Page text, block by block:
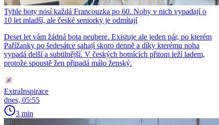
Tyhle boty nosí každá Francouzka po 60. Nohy v nich vypadají o
10 let mladší, ale české seniorky je odmítají
Deset let vám žádná bota neubere. Existuje ale jeden pár, po kterém
Pařížanky po šedesátce sahají skoro denně a díky kterému noha
vypadá delší a subtilnější. V českých botnících přitom leží ladem,
protože spoustě žen připadá málo ženský.
ExtraInspirace
dnes, 05:55
3 min